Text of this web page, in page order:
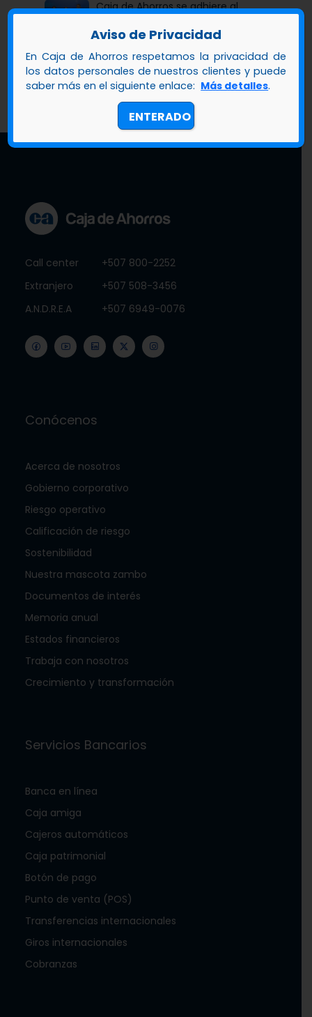
Caja de Ahorros se adhiere al
iniciativa articulada por Banco
beneficio de las mipymes
enero 22, 2026
Call center
+507 800-2252
Extranjero
+507 508-3456
A.N.D.R.E.A
+507 6949-0076
Conócenos
Acerca de nosotros
Gobierno corporativo
Riesgo operativo
Calificación de riesgo
Sostenibilidad
Nuestra mascota zambo
Documentos de interés
Memoria anual
Estados financieros
Trabaja con nosotros
Crecimiento y transformación
Servicios Bancarios
Banca en línea
Caja amiga
Cajeros automáticos
Caja patrimonial
Botón de pago
Punto de venta (POS)
Transferencias internacionales
Giros internacionales
Cobranzas
Aviso de Privacidad
En Caja de Ahorros respetamos la privacidad de
los datos personales de nuestros clientes y puede
saber más en el siguiente enlace: Más detalles.
ENTERADO